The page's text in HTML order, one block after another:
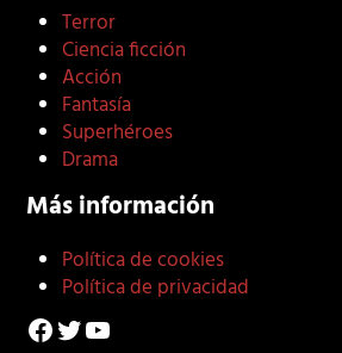
Terror
Ciencia ficción
Acción
Fantasía
Superhéroes
Drama
Más información
Política de cookies
Política de privacidad
Facebook
Twitter
YouTube